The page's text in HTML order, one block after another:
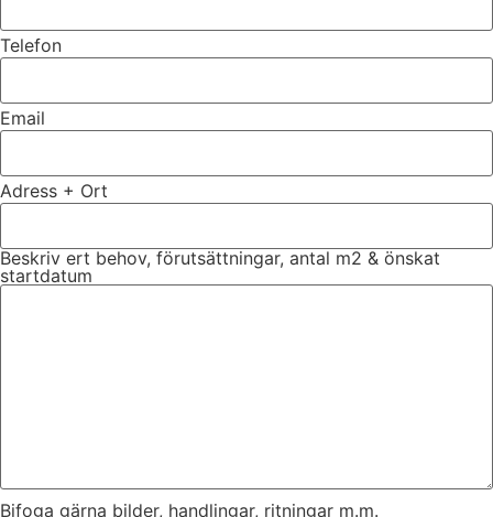
Telefon
Email
Adress + Ort
Beskriv ert behov, förutsättningar, antal m2 & önskat
startdatum
Bifoga gärna bilder, handlingar, ritningar m.m.